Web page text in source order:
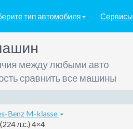
тип автомобиля Сервисы
между любыми авто
сравнить все машины
Benz M-klasse
л.с.) 4×4